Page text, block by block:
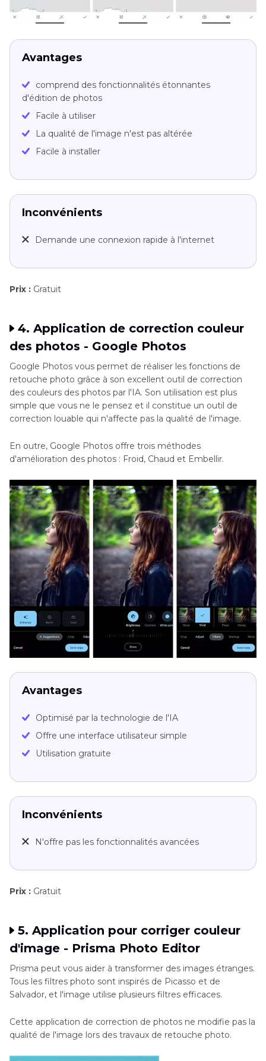
Avantages
comprend des fonctionnalités étonnantes
d'édition de photos
Facile à utiliser
La qualité de l'image n'est pas altérée
Facile à installer
Inconvénients
Demande une connexion rapide à l'internet
Prix : Gratuit
4. Application de correction couleur
des photos - Google Photos
Google Photos vous permet de réaliser les fonctions de
retouche photo grâce à son excellent outil de correction
des couleurs des photos par l'IA. Son utilisation est plus
simple que vous ne le pensez et il constitue un outil de
correction louable qui n'affecte pas la qualité de l'image.
En outre, Google Photos offre trois méthodes
d'amélioration des photos : Froid, Chaud et Embellir.
Avantages
Optimisé par la technologie de l'IA
Offre une interface utilisateur simple
Utilisation gratuite
Inconvénients
N'offre pas les fonctionnalités avancées
Prix : Gratuit
5. Application pour corriger couleur
d'image - Prisma Photo Editor
Prisma peut vous aider à transformer des images étranges.
Tous les filtres photo sont inspirés de Picasso et de
Salvador, et l'image utilise plusieurs filtres efficaces.
Cette application de correction de photos ne modifie pas la
qualité de l'image lors des travaux de retouche photo.